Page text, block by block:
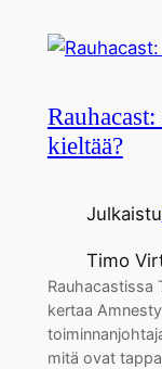
kieltää?
Julkaistu
Timo
Rauhacastissa
kertaa
mitä ovat